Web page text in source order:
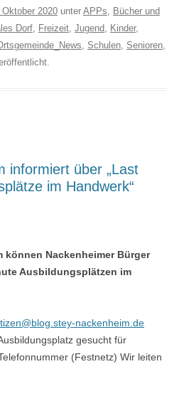
Oktober 2020 unter APPs, Bücher und
Dorf, Freizeit, Jugend, Kinder,
, Schulen, Senioren,
informiert über „Last
im Handwerk“
können Nackenheimer Bürger
Ausbildungsplätzen im
nackenheim.de
gesucht für
(Festnetz) Wir leiten